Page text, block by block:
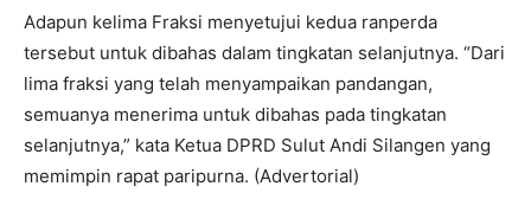
Adapun kelima Fraksi menyetujui kedua ranperda
tersebut untuk dibahas dalam tingkatan selanjutnya. “Dari
lima fraksi yang telah menyampaikan pandangan,
semuanya menerima untuk dibahas pada tingkatan
selanjutnya,” kata Ketua DPRD Sulut Andi Silangen yang
memimpin rapat paripurna. (Advertorial)